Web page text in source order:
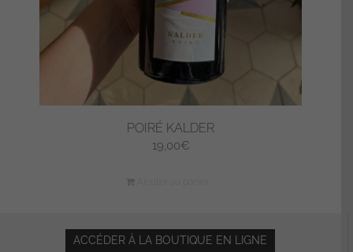
POIRÉ KALDER
19,00€
ACCÉDER À LA BOUTIQUE EN LIGNE